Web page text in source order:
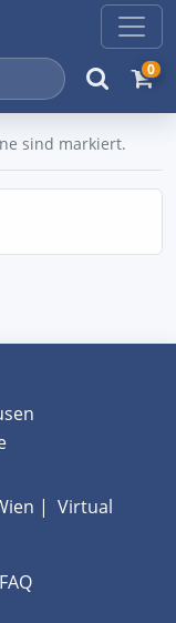
0
sind markiert.
| Virtual
FAQ